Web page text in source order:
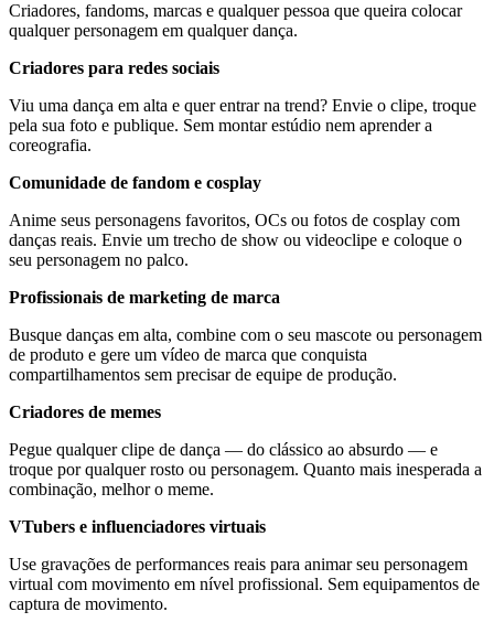
Criadores, fandoms, marcas e qualquer pessoa que queira colocar
qualquer personagem em qualquer dança.
Criadores para redes sociais
Viu uma dança em alta e quer entrar na trend? Envie o clipe, troque
pela sua foto e publique. Sem montar estúdio nem aprender a
coreografia.
Comunidade de fandom e cosplay
Anime seus personagens favoritos, OCs ou fotos de cosplay com
danças reais. Envie um trecho de show ou videoclipe e coloque o
seu personagem no palco.
Profissionais de marketing de marca
Busque danças em alta, combine com o seu mascote ou personagem
de produto e gere um vídeo de marca que conquista
compartilhamentos sem precisar de equipe de produção.
Criadores de memes
Pegue qualquer clipe de dança — do clássico ao absurdo — e
troque por qualquer rosto ou personagem. Quanto mais inesperada a
combinação, melhor o meme.
VTubers e influenciadores virtuais
Use gravações de performances reais para animar seu personagem
virtual com movimento em nível profissional. Sem equipamentos de
captura de movimento.